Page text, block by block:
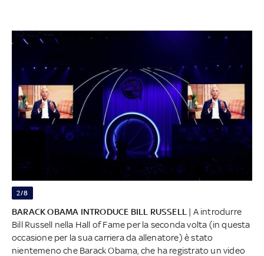
2/8
BARACK OBAMA INTRODUCE BILL RUSSELL | A introdurre
Bill Russell nella Hall of Fame per la seconda volta (in questa
occasione per la sua carriera da allenatore) è stato
nientemeno che Barack Obama, che ha registrato un video